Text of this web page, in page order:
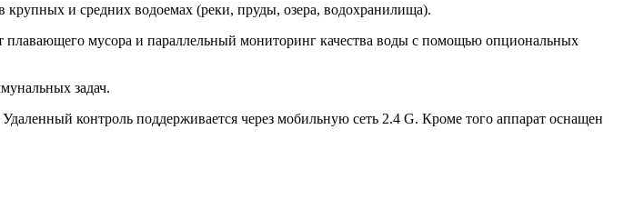
и средних водоемах (реки, пруды, озера, водохранилища).
плавающего мусора и параллельный мониторинг качества воды с помощью опциональных
задач.
контроль поддерживается через мобильную сеть 2.4 G. Кроме того аппарат оснащен